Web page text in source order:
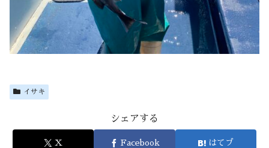
イサキ
シェアする
X Facebook はてブ